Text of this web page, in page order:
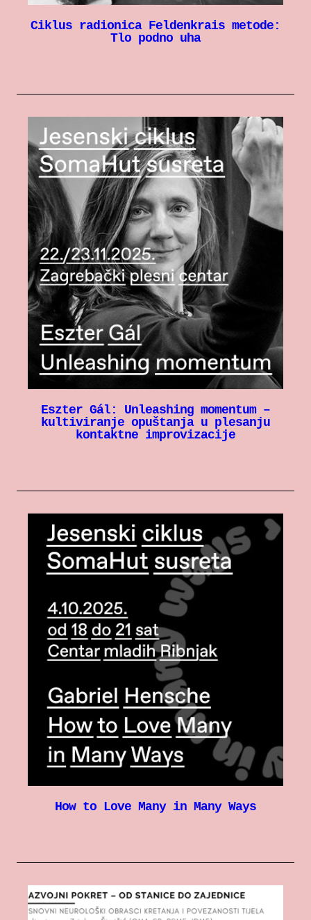
Ciklus radionica Feldenkrais metode:
Tlo podno uha
Eszter Gál: Unleashing momentum –
kultiviranje opuštanja u plesanju
kontaktne improvizacije
How to Love Many in Many Ways